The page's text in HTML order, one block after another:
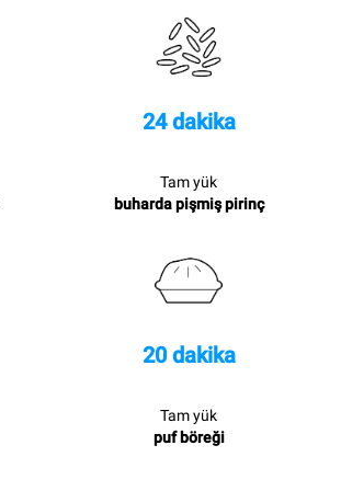
24 dakika
Tam yük
buharda pişmiş pirinç
20 dakika
Tam yük
puf böreği